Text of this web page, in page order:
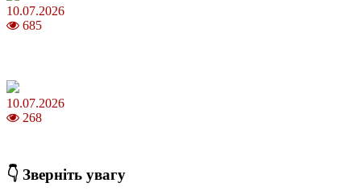
10.07.2026
685
10.07.2026
268
👇 Зверніть увагу